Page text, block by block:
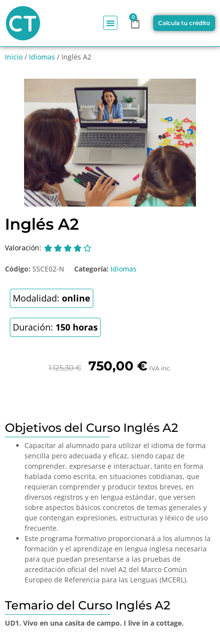
0
Calcula tu crédito
Inicio / Idiomas / Inglés A2
Inglés A2
Valoración:     
Código: SSCE02-N Categoría: Idiomas
Modalidad: online
Duración: 150 horas
1.125,30€ 750,00 € IVA inc.
Objetivos del Curso Inglés A2
Capacitar al alumnado para utilizar el idioma de forma
sencilla pero adecuada y eficaz, siendo capaz de
comprender, expresarse e interactuar, tanto en forma
hablada como escrita, en situaciones cotidianas, que
requieran comprender y producir textos breves, en
diversos registros y en lengua estándar, que versen
sobre aspectos básicos concretos de temas generales y
que contengan expresiones, estructuras y léxico de uso
frecuente.
Este programa formativo proporcionará a los alumnos la
formación y el aprendizaje en lengua inglesa necesaria
para que puedan presentarse a las pruebas de
acreditación oficial del nivel A2 del Marco Común
Europeo de Referencia para las Lenguas (MCERL).
Temario del Curso Inglés A2
UD1. Vivo en una casita de campo. I live in a cottage.